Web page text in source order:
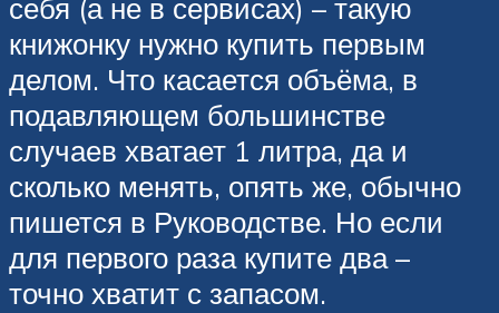
себя (а не в сервисах) – такую
книжонку нужно купить первым
делом. Что касается объёма, в
подавляющем большинстве
случаев хватает 1 литра, да и
сколько менять, опять же, обычно
пишется в Руководстве. Но если
для первого раза купите два –
точно хватит с запасом.